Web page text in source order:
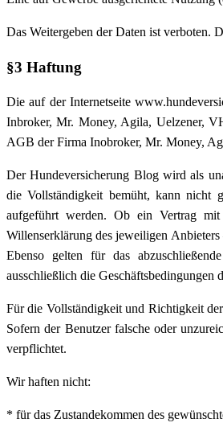
Das Weitergeben der Daten ist verboten.
§3 Haftung
Die auf der Internetseite
Inbroker, Mr. Money, Agila, Uelzener,
AGB der Firma Inobroker, Mr. Money,
Der Hundeversicherung Blog wird als
die Vollständigkeit bemüht, kann nicht
aufgeführt werden. Ob ein Vertrag mit
Willenserklärung des jeweiligen
Ebenso gelten für das
ausschließlich die
Für die Vollständigkeit und Richtigkeit
Sofern der Benutzer falsche oder
verpflichtet.
Wir haften nicht:
* für das Zustandekommen des